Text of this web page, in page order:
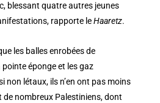
blessant quatre autres jeunes
rapporte leHaaretz.
les balles enrobées de
éponge et les gaz
non létaux, ils n’en ont pas moins
de nombreux Palestiniens, dont